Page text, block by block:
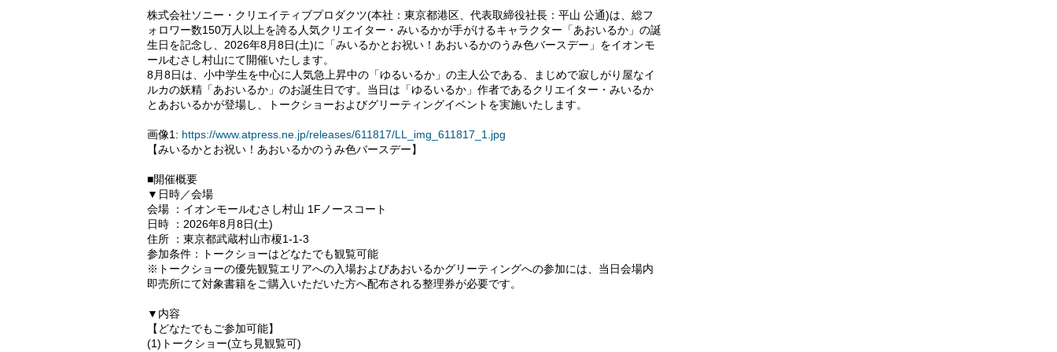
株式会社ソニー・クリエイティブプロダクツ(本社：東京都港区、代表取締役社長：平山 公通)は、総フ
ォロワー数150万人以上を誇る人気クリエイター・みいるかが手がけるキャラクター「あおいるか」の誕
生日を記念し、2026年8月8日(土)に「みいるかとお祝い！あおいるかのうみ色バースデー」をイオンモ
ールむさし村山にて開催いたします。
8月8日は、小中学生を中心に人気急上昇中の「ゆるいるか」の主人公である、まじめで寂しがり屋なイ
ルカの妖精「あおいるか」のお誕生日です。当日は「ゆるいるか」作者であるクリエイター・みいるか
とあおいるかが登場し、トークショーおよびグリーティングイベントを実施いたします。
画像1: https://www.atpress.ne.jp/releases/611817/LL_img_611817_1.jpg
【みいるかとお祝い！あおいるかのうみ色バースデー】
■開催概要
▼日時／会場
会場 ：イオンモールむさし村山 1Fノースコート
日時 ：2026年8月8日(土)
住所 ：東京都武蔵村山市榎1-1-3
参加条件：トークショーはどなたでも観覧可能
※トークショーの優先観覧エリアへの入場およびあおいるかグリーティングへの参加には、当日会場内
即売所にて対象書籍をご購入いただいた方へ配布される整理券が必要です。
▼内容
【どなたでもご参加可能】
(1)トークショー(立ち見観覧可)